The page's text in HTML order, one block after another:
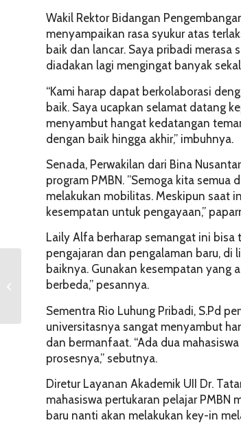
Wakil Rektor Bidangan
menyampaikan rasa syukur atas
baik dan lancar. Saya pribadi
diadakan lagi mengingat banyak
“Kami harap dapat berkolaborasi
baik. Saya ucapkan selamat datang
menyambut hangat kedatangan
dengan baik hingga akhir,” imbuhnya.
Senada, Perwakilan dari Bina
program PMBN. ”Semoga kita
melakukan mobilitas. Meskipun saat
kesempatan untuk pengayaan,”
Laily Alfa berharap semangat ini
pengajaran dan pengalaman baru, di
baiknya. Gunakan kesempatan yang
berbeda,” pesannya.
Sementra Rio Luhung Pribadi, S.Pd
universitasnya sangat menyambut
dan bermanfaat. “Ada dua
prosesnya,” sebutnya.
Diretur Layanan Akademik UII Dr.
mahasiswa pertukaran pelajar PMBN
baru nanti akan melakukan key-in
Prank dan Candaan